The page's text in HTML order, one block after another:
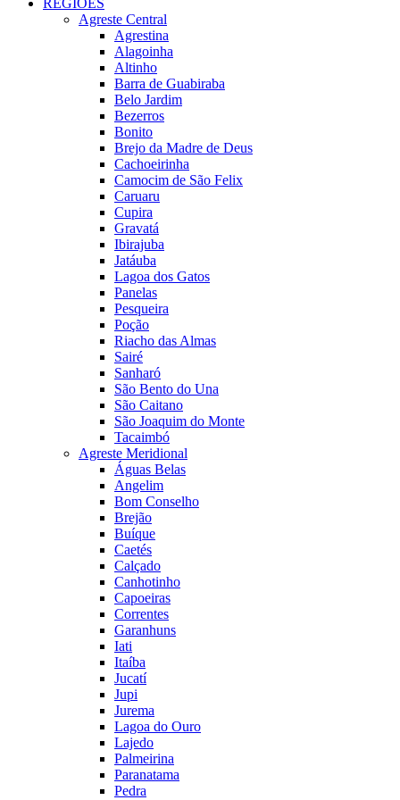
REGIÕES
Agreste Central
Agrestina
Alagoinha
Altinho
Barra de Guabiraba
Belo Jardim
Bezerros
Bonito
Brejo da Madre de Deus
Cachoeirinha
Camocim de São Felix
Caruaru
Cupira
Gravatá
Ibirajuba
Jatáuba
Lagoa dos Gatos
Panelas
Pesqueira
Poção
Riacho das Almas
Sairé
Sanharó
São Bento do Una
São Caitano
São Joaquim do Monte
Tacaimbó
Agreste Meridional
Águas Belas
Angelim
Bom Conselho
Brejão
Buíque
Caetés
Calçado
Canhotinho
Capoeiras
Correntes
Garanhuns
Iati
Itaíba
Jucatí
Jupi
Jurema
Lagoa do Ouro
Lajedo
Palmeirina
Paranatama
Pedra